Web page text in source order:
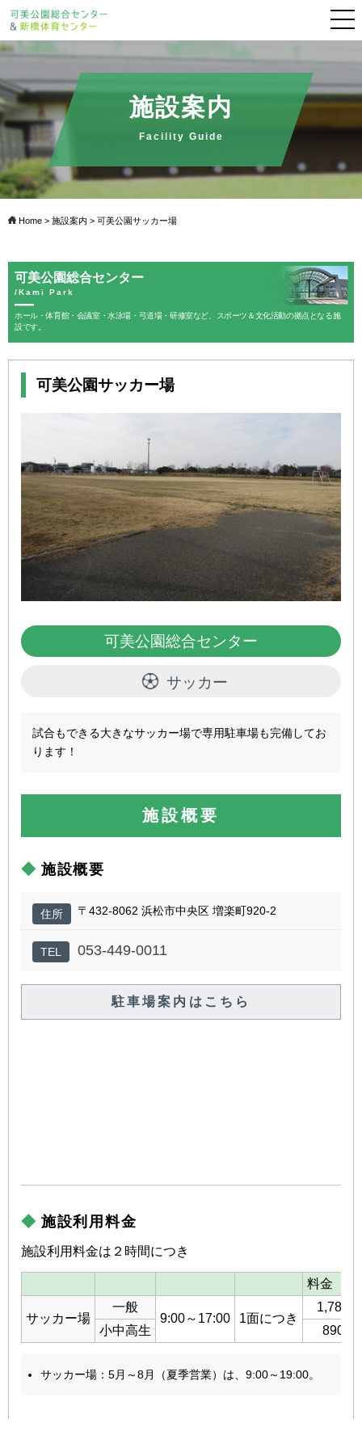
施設案内
Facility Guide
Home > 施設案内 > 可美公園サッカー場
可美公園総合センター
/Kami Park
ホール・体育館・会議室・水泳場・弓道場・研修室など、スポーツ＆文化活動の拠点となる施
設です。
可美公園サッカー場
可美公園総合センター
サッカー
試合もできる大きなサッカー場で専用駐車場も完備してお
ります！
施設概要
施設概要
住所 〒432-8062 浜松市中央区 増楽町920-2
TEL 053-449-0011
駐車場案内はこちら
施設利用料金
施設利用料金は２時間につき
料金（円
サッカー場
一般
9:00～17:00
1面につき
1,780円
小中高生
890円
サッカー場：5月～8月（夏季営業）は、9:00～19:00。